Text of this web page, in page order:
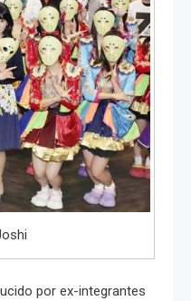
por ex-integrantes